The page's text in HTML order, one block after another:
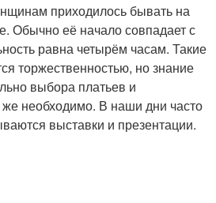
приходилось бывать на
Обычно её начало совпадает с
равна четырём часам. Такие
торжественностью, но знание
выбора платьев и
необходимо. В наши дни часто
выставки и презентации.